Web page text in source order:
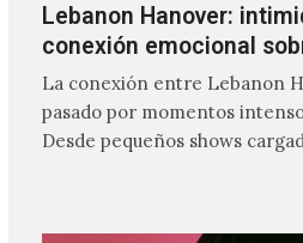
Lebanon Hanover:
conexión emocional
La conexión entre Lebanon
pasado por momentos
Desde pequeños shows